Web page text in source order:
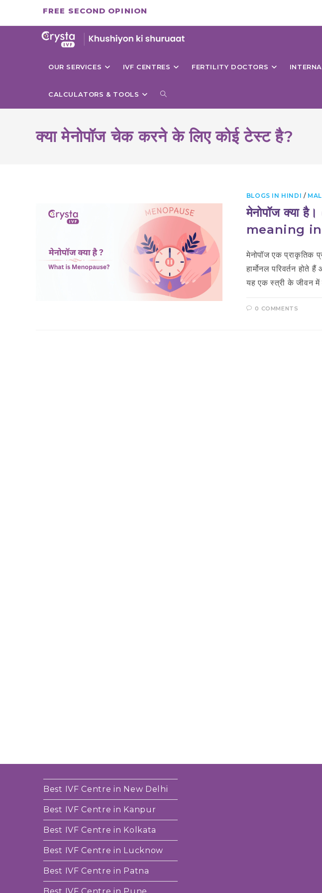
FREE SECOND OPINION
OUR SERVICES IVF CENTRES FERTILITY DOCTORS
CALCULATORS & TOOLS TOGGLE
क्या मेनोपॉज चेक करने के लिए कोई टेस्ट है?
BLOGS IN HINDI /
मेनोपॉज क्या
meaning
मेनोपॉज एक प्राकृतिक
हार्मोनल परिवर्तन होते
यह एक स्त्री के जीवन में
0 COMMENTS
Best IVF Centre in New Delhi
Best IVF Centre in Kanpur
Best IVF Centre in Kolkata
Best IVF Centre in Lucknow
Best IVF Centre in Patna